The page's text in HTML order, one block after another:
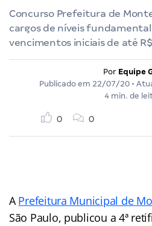
Concurso Prefeitura de
cargos de níveis
vencimentos iniciais de até
Por Equipe
Publicado em 22/07/20 •
4 min. de
0 0
APrefeitura Municipal de
São Paulo, publicou a 4ª